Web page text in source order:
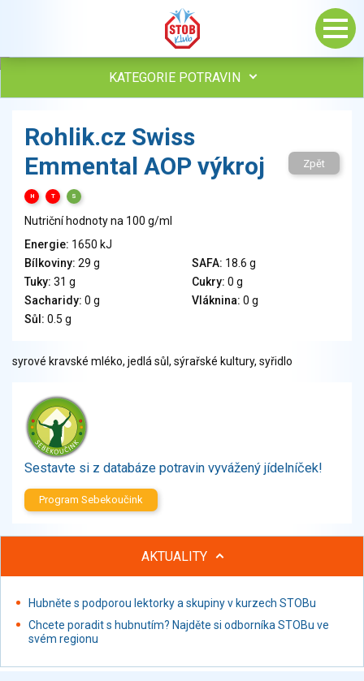
KATEGORIE POTRAVIN
Vejce
Mléko
Sýry
Veganské a vegetariánské výrobky
Tuky
Obiloviny, mouka, cereální výrobky
Chléb, pečivo, křehké chleby, pufované výrobky
Přílohy
Brambory, luštěniny, houby
Sladkosti, slané výrobky
Zmrzliny
Ochucovadla, přísady, sladidla
Sušené směsi
Polotovary, hotové pokrmy
Nápoje nealkoholické
Fastfood
Studená kuchyně, lahůdkářské výrobky
Rohlik.cz Swiss
Emmental AOP výkroj
H T S
Zpět
Nutriční hodnoty na 100 g/ml
Energie: 1650 kJ
Bílkoviny: 29 g SAFA: 18.6 g
Tuky: 31 g Cukry: 0 g
Sacharidy: 0 g Vláknina: 0 g
Sůl: 0.5 g
syrové kravské mléko, jedlá sůl, sýrařské kultury, syřidlo
Sestavte si z databáze potravin vyvážený jídelníček!
Program Sebekoučink
AKTUALITY
Hubněte s podporou lektorky a skupiny v kurzech STOBu
Chcete poradit s hubnutím? Najděte si odborníka STOBu ve
svém regionu